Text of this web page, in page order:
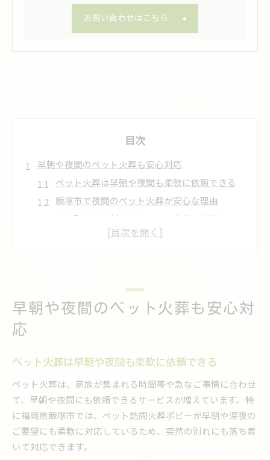
お問い合わせはこちら
目次
早朝や夜間のペット火葬も安心対応
ペット火葬は早朝や夜間も柔軟に依頼できる
飯塚市で夜間のペット火葬が安心な理由
急な別れにも対応するペット火葬の特徴
夜間・早朝でもペット火葬が可能な業者選び
ペット火葬で柔軟な時間対応ができる仕組み
ご家族の都合に合うペット火葬サービスの選択
ペット火葬の柔軟性と安心感について解説
飯塚市で早朝深夜の火葬が選ばれる理由
飯塚市でペット火葬を時間帯で選ぶメリット
早朝・夜間のペット火葬が人気の背景とは
ペット火葬における安心の対応時間とは何か
急な依頼にも柔軟なペット火葬サービスの魅力
早朝や夜間のペット火葬も安心対
応
ペット火葬は早朝や夜間も柔軟に依頼できる
ペット火葬は、家族が集まれる時間帯や急なご事情に合わせ
て、早朝や夜間にも依頼できるサービスが増えています。特
に福岡県飯塚市では、ペット訪問火葬ポピーが早朝や深夜の
ご要望にも柔軟に対応しているため、突然の別れにも落ち着
いて対応できます。